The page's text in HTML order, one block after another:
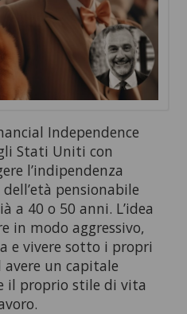
Independence
Stati Uniti con
l’indipendenza
pensionabile
a 40 o 50 anni. L’idea
in modo aggressivo,
e vivere sotto i propri
un capitale
il proprio stile di vita